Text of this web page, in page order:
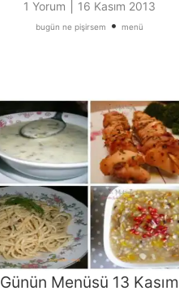
1 Yorum 16 Kasım 2013
bugün ne pişirsem • menü
Günün Menüsü 13 Kasım